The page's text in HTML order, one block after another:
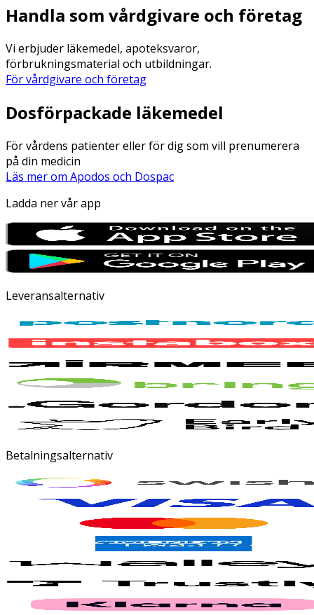
Handla som vårdgivare och företag
Vi erbjuder läkemedel, apoteksvaror,
förbrukningsmaterial och utbildningar.
För vårdgivare och företag
Dosförpackade läkemedel
För vårdens patienter eller för dig som vill prenumerera
på din medicin
Läs mer om Apodos och Dospac
Ladda ner vår app
Leveransalternativ
Betalningsalternativ